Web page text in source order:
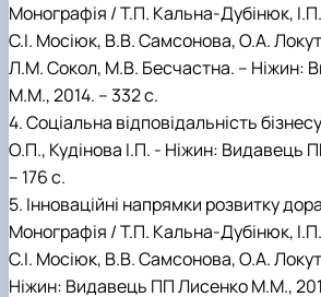
Монографія / Т.П. Кальна-Дубінюк,
С.І. Мосіюк, В.В. Самсонова, О.А.
Л.М. Сокол, М.В. Бесчастна. – Ніжин:
М.М., 2014. – 332 с.
4. Соціальна відповідальність
О.П., Кудінова І.П. - Ніжин: Видавець
– 176 с.
5. Інноваційні напрямки розвитку
Монографія / Т.П. Кальна-Дубінюк,
С.І. Мосіюк, В.В. Самсонова, О.А.
Ніжин: Видавець ПП Лисенко М.М.,